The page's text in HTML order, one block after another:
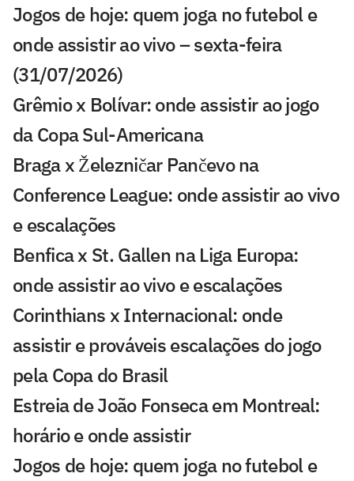
Jogos de hoje: quem joga no futebol e
onde assistir ao vivo – sexta-feira
(31/07/2026)
Grêmio x Bolívar: onde assistir ao jogo
da Copa Sul-Americana
Braga x Železničar Pančevo na
Conference League: onde assistir ao vivo
e escalações
Benfica x St. Gallen na Liga Europa:
onde assistir ao vivo e escalações
Corinthians x Internacional: onde
assistir e prováveis escalações do jogo
pela Copa do Brasil
Estreia de João Fonseca em Montreal:
horário e onde assistir
Jogos de hoje: quem joga no futebol e